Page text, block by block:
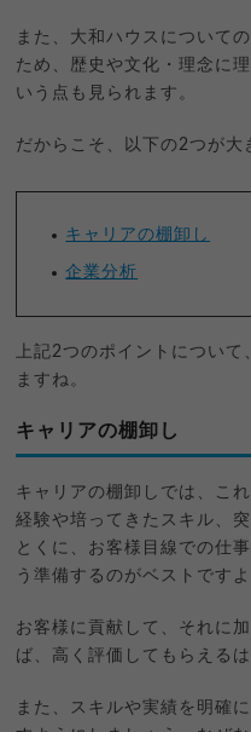
また、大和ハウスについて
ため、歴史や文化・理念に
いう点も見られます。
だからこそ、以下の2つが大
キャリアの棚卸し
企業分析
上記2つのポイントについ
ますね。
キャリアの棚卸し
キャリアの棚卸しでは、こ
経験や培ってきたスキル、
とくに、お客様目線での仕
う準備するのがベストですよ
お客様に貢献して、それに
ば、高く評価してもらえるは
また、スキルや実績を明確